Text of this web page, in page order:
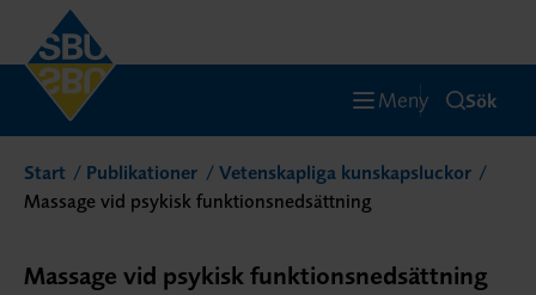
Meny Sök
Start Publikationer
Vetenskapliga kunskapsluckor
Massage vid psykisk funktionsnedsättning
Massage vid psykisk funktionsnedsättning